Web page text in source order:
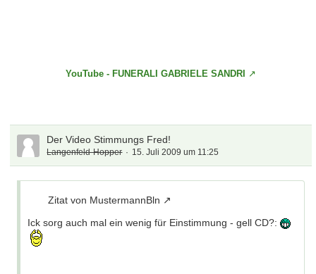
YouTube - FUNERALI GABRIELE SANDRI
Der Video Stimmungs Fred!
Langenfeld-Hopper 15. Juli 2009 um 11:25
Zitat von MustermannBln
Ick sorg auch mal ein wenig für Einstimmung - gell CD?: